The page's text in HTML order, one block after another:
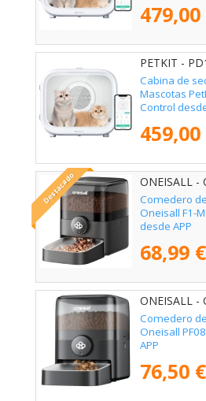
479,00
PETKIT -
Cabina de
Mascotas
Control
459,00
Destacado ONEISALL -
Comedero
Oneisall F1-
desde APP
68,99 €
ONEISALL -
Comedero
Oneisall
APP
76,50 €